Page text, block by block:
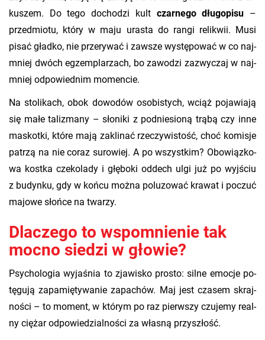
ku­szem. Do tego do­cho­dzi kult czar­ne­go dłu­go­pi­su –
przed­mio­tu, który w maju ura­sta do rangi re­li­kwii. Musi
pisać gład­ko, nie prze­ry­wać i za­wsze wy­stę­po­wać w co naj­
mniej dwóch eg­zem­pla­rzach, bo za­wo­dzi za­zwy­czaj w naj­
mniej od­po­wied­nim mo­men­cie.
​
Na sto­li­kach, obok do­wo­dów oso­bi­stych, wciąż po­ja­wia­ją
się małe ta­li­zma­ny – sło­ni­ki z pod­nie­sio­ną trąbą czy inne
ma­skot­ki, które mają za­kli­nać rze­czy­wi­stość, choć ko­mi­sje
pa­trzą na nie coraz su­ro­wiej. A po wszyst­kim? Obo­wiąz­ko­
wa kost­ka cze­ko­la­dy i głę­bo­ki od­dech ulgi już po wyj­ściu
z bu­dyn­ku, gdy w końcu można po­lu­zo­wać kra­wat i po­czuć
ma­jo­we słoń­ce na twa­rzy.
Dlaczego to wspomnienie tak
mocno siedzi w głowie?
​Psy­cho­lo­gia wy­ja­śnia to zja­wi­sko pro­sto: silne emo­cje po­
tę­gu­ją za­pa­mię­ty­wa­nie za­pa­chów. Maj jest cza­sem skraj­
no­ści – to mo­ment, w któ­rym po raz pierw­szy czu­je­my re­al­
ny cię­żar od­po­wie­dzial­no­ści za wła­sną przy­szłość.